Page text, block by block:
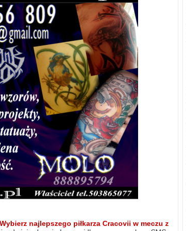
Wybierz najlepszego piłkarza Cracovii w meczu z